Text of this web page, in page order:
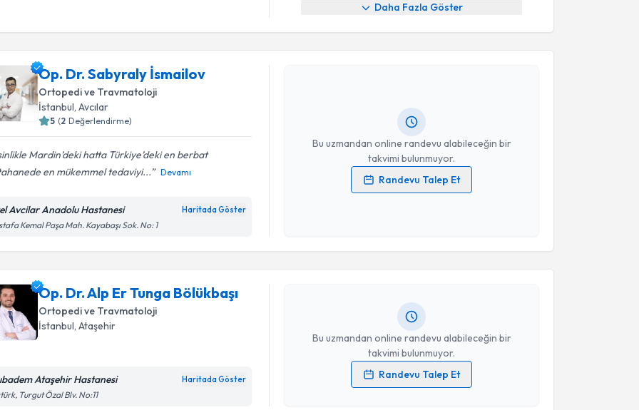
Daha Fazla Göster
Op. Dr. Sabyraly İsmailov
Ortopedi ve Travmatoloji
İstanbul , Avcılar
5 (2 Değerlendirme)
Mardin’deki hatta Türkiye’deki en berbat
en mükemmel tedaviyi...
Devamı
Avcilar Anadolu Hastanesi Haritada Göster
Kemal Paşa Mah. Kayabaşı Sok. No: 1
Bu uzmandan online randevu alabileceğin bir
takvimi bulunmuyor.
Randevu Talep Et
Randevu Takvimi Talebi
Op. Dr. Sabyraly İsmailov
Kişisel verilerimin işlenmesine ilişkinAydınlatma Metni
Takvim Talebini Gönder
Op. Dr. Alp Er Tunga Bölükbaşı
Ortopedi ve Travmatoloji
İstanbul , Ataşehir
Ataşehir Hastanesi Haritada Göster
Turgut Özal Blv. No:11
Bu uzmandan online randevu alabileceğin bir
takvimi bulunmuyor.
Randevu Talep Et
Kişisel verilerimin işlenmesine ilişkinAydınlatma Metni